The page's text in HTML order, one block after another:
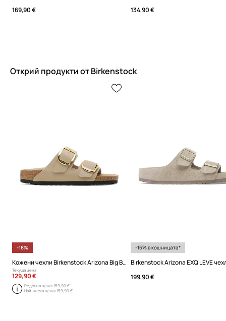
169,90 €
134,90 €
Открий продукти от Birkenstock
-18%
Кожени чехли Birkenstock Arizona Big Buckle
Текуща цена:
129,90 €
Редовна цена:159,90 €
Най-ниска цена:159,90 €
-15% в кошницата*
199,90 €